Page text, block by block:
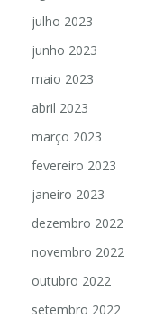
julho 2023
junho 2023
maio 2023
abril 2023
março 2023
fevereiro 2023
janeiro 2023
dezembro 2022
novembro 2022
outubro 2022
setembro 2022